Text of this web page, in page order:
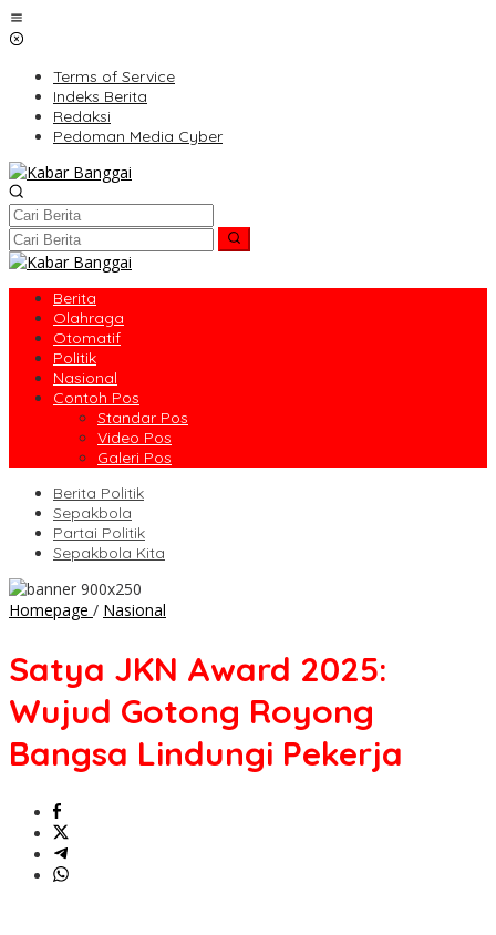
Lewati
ke
Terms of Service
Indeks Berita
Redaksi
Pedoman Media Cyber
Berita
Olahraga
Otomatif
Politik
Nasional
Contoh Pos
Standar Pos
Video Pos
Galeri Pos
Berita Politik
Sepakbola
Partai Politik
Sepakbola Kita
Homepage / Nasional
2025:
Gotong
Bangsa
Satya JKN Award 2025:
Wujud Gotong Royong
Bangsa Lindungi Pekerja